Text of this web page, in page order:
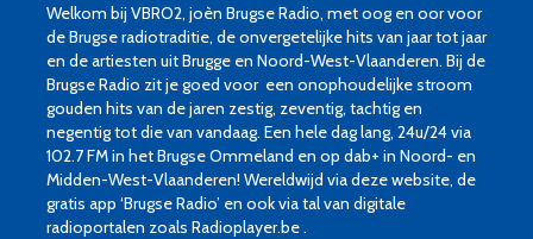
Welkom bij VBRO2, joèn Brugse Radio, met oog en oor voor
de Brugse radiotraditie, de onvergetelijke hits van jaar tot jaar
en de artiesten uit Brugge en Noord-West-Vlaanderen. Bij de
Brugse Radio zit je goed voor een onophoudelijke stroom
gouden hits van de jaren zestig, zeventig, tachtig en
negentig tot die van vandaag. Een hele dag lang, 24u/24 via
102.7 FM in het Brugse Ommeland en op dab+ in Noord- en
Midden-West-Vlaanderen! Wereldwijd via deze website, de
gratis app ‘Brugse Radio’ en ook via tal van digitale
radioportalen zoals Radioplayer.be .